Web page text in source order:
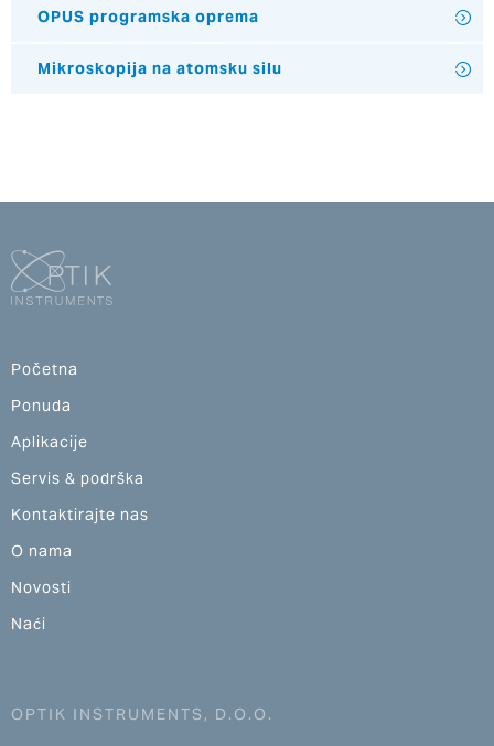
OPUS programska oprema
Mikroskopija na atomsku silu
Početna
Ponuda
Aplikacije
Servis & podrška
Kontaktirajte nas
O nama
Novosti
Naći
OPTIK INSTRUMENTS, D.O.O.